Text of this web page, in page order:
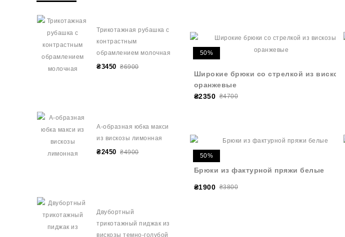
Трикотажная рубашка с
контрастным
обрамлением молочная
₴3450 ₴6900
А-образная юбка макси
из вискозы лимонная
₴2450 ₴4900
Двубортный
трикотажный пиджак из
вискозы темно-голубой
50%
Широкие брюки со стрелкой из вискозы
оранжевые
₴2350 ₴4700
50%
Брюки из фактурной пряжи белые
₴1900 ₴3800